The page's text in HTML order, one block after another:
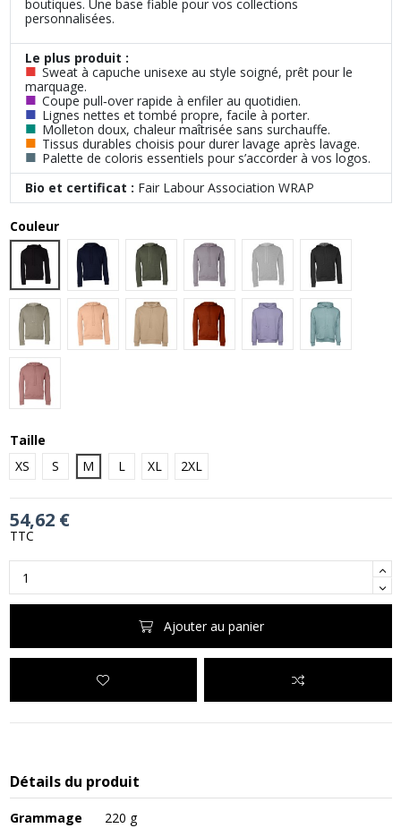
boutiques. Une base fiable pour vos collections
personnalisées.
Le plus produit :
■ Sweat à capuche unisexe au style soigné, prêt pour le
marquage.
■ Coupe pull‑over rapide à enfiler au quotidien.
■ Lignes nettes et tombé propre, facile à porter.
■ Molleton doux, chaleur maîtrisée sans surchauffe.
■ Tissus durables choisis pour durer lavage après lavage.
■ Palette de coloris essentiels pour s’accorder à vos logos.
Bio et certificat : Fair Labour Association WRAP
Couleur
Black
Navy Military GreenStorm Athletic HeatherDark Grey
Heather StonePeach Tan Brick Dark LavenderHeather
Mauve
Taille
XS
S M L XL 2XL
54,62 €
TTC
Ajouter au panier
Détails du produit
Grammage
220 g